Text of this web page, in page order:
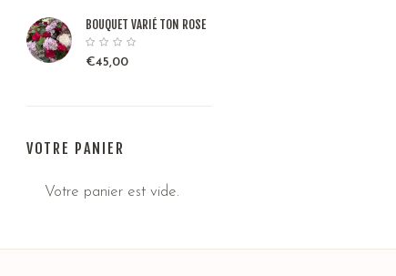
BOUQUET VARIÉ TON ROSE
€45,00
VOTRE PANIER
Votre panier est vide.